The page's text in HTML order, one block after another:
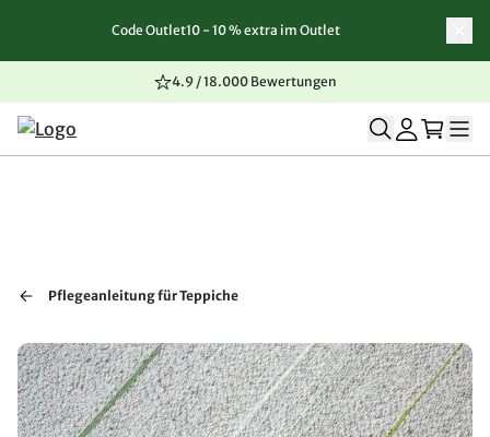
Zum Inhalt springen
Zur Navigation springen
Zum Seitenende springen
Code Outlet10 - 10 % extra im Outlet
4.9 / 18.000 Bewertungen
Pflegeanleitung für Teppiche